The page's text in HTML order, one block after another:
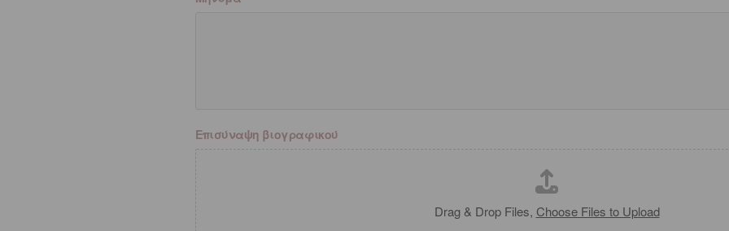
Επισύναψη βιογραφικού
Drag & Drop Files, Choose Files to Upload